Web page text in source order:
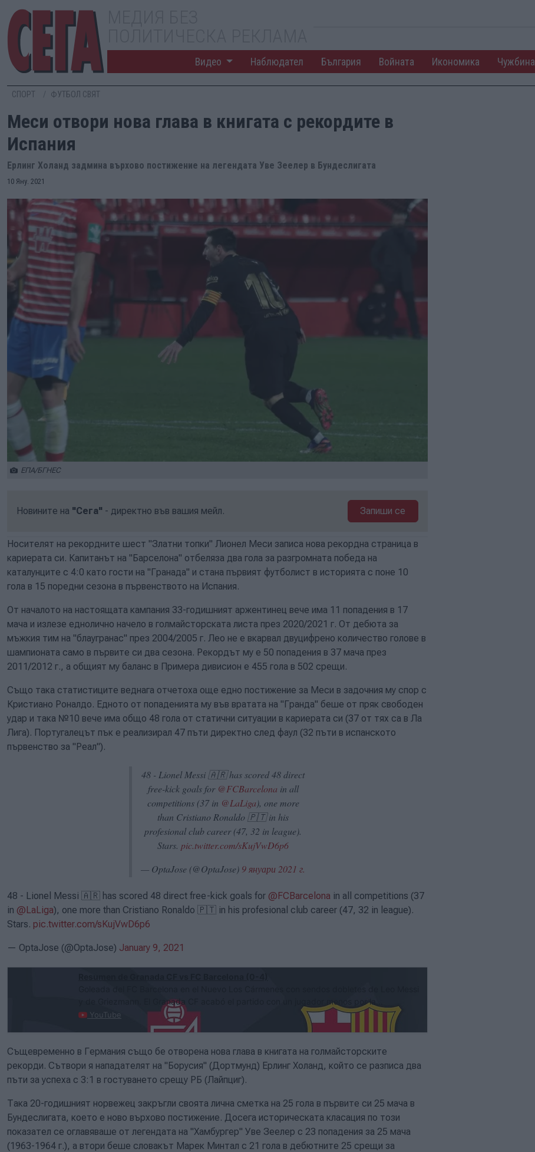
Видео Наблюдател България Войната Икономика Чужбина
СПОРТ ФУТБОЛ СВЯТ
Меси отвори нова глава в книгата с рекордите в
Испания
Ерлинг Холанд задмина върхово постижение на легендата Уве Зеелер в Бундеслигата
10 Яну. 2021
ЕПА/БГНЕС
Новините на "Сега" - директно във вашия мейл. Запиши се
Носителят на рекордните шест "Златни топки" Лионел Меси записа нова рекордна страница в
кариерата си. Капитанът на "Барселона" отбеляза два гола за разгромната победа на
каталунците с 4:0 като гости на "Гранада" и стана първият футболист в историята с поне 10
гола в 15 поредни сезона в първенството на Испания.
От началото на настоящата кампания 33-годишният аржентинец вече има 11 попадения в 17
мача и излезе еднолично начело в голмайсторската листа през 2020/2021 г. От дебюта за
мъжкия тим на "блаугранас" през 2004/2005 г. Лео не е вкарвал двуцифрено количество голове в
шампионата само в първите си два сезона. Рекордът му е 50 попадения в 37 мача през
2011/2012 г., а общият му баланс в Примера дивисион е 455 гола в 502 срещи.
Също така статистиците веднага отчетоха още едно постижение за Меси в задочния му спор с
Кристиано Роналдо. Едното от попаденията му във вратата на "Гранда" беше от пряк свободен
удар и така №10 вече има общо 48 гола от статични ситуации в кариерата си (37 от тях са в Ла
Лига). Португалецът пък е реализирал 47 пъти директно след фаул (32 пъти в испанското
първенство за "Реал").
48 - Lionel Messi 🇦🇷 has scored 48 direct
free-kick goals for @FCBarcelona in all
competitions (37 in @LaLiga), one more
than Cristiano Ronaldo 🇵🇹 in his
profesional club career (47, 32 in league).
Stars. pic.twitter.com/sKujVwD6p6
— OptaJose (@OptaJose) 9 януари 2021 г.
48 - Lionel Messi 🇦🇷 has scored 48 direct free-kick goals for @FCBarcelona in all competitions (37
in @LaLiga), one more than Cristiano Ronaldo 🇵🇹 in his profesional club career (47, 32 in league).
Stars. pic.twitter.com/sKujVwD6p6
— OptaJose (@OptaJose) January 9, 2021
y de Griezmann. El Granada CF acabó el partido con un jugador menos por la...
YouTube
Същевременно в Германия също бе отворена нова глава в книгата на голмайсторските
рекорди. Сътвори я нападателят на "Борусия" (Дортмунд) Ерлинг Холанд, който се разписа два
пъти за успеха с 3:1 в гостуването срещу РБ (Лайпциг).
Така 20-годишният норвежец закръгли своята лична сметка на 25 гола в първите си 25 мача в
Бундеслигата, което е ново върхово постижение. Досега историческата класация по този
показател се оглавяваше от легендата на "Хамбургер" Уве Зеелер с 23 попадения за 25 мача
(1963-1964 г.), а втори беше словакът Марек Минтал с 21 гола в дебютните 25 срещи за